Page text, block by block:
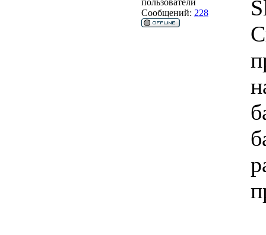
пользователи
Сообщений: 228